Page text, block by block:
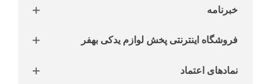
خبرنامه
فروشگاه اینترنتی پخش لوازم یدکی بهفر
نمادهای اعتماد